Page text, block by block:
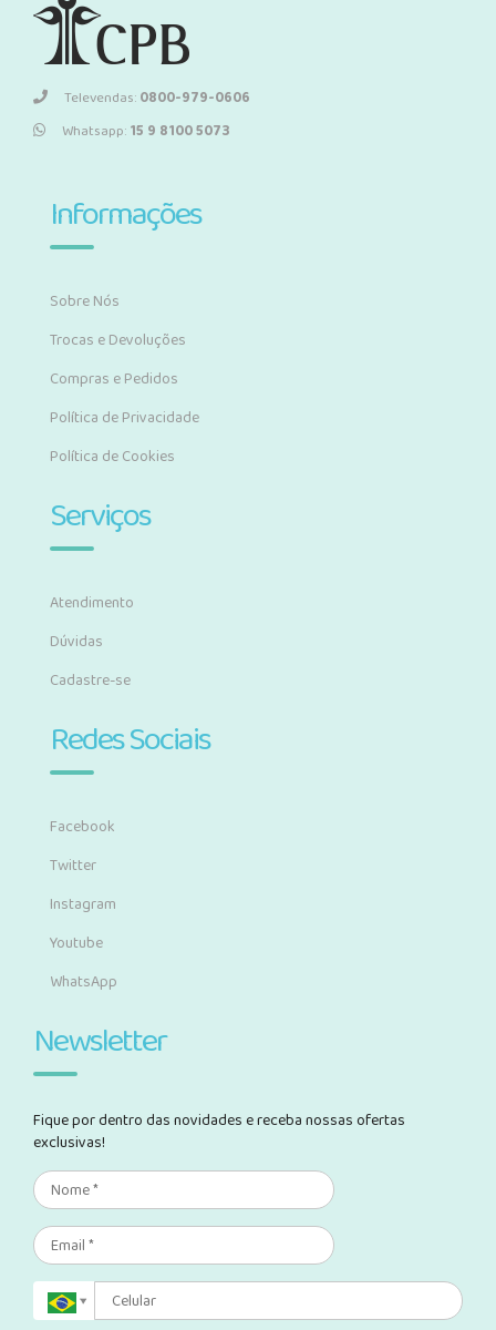
Televendas:0800-979-0606
Whatsapp:15 9 8100 5073
Informações
Sobre Nós
Trocas e Devoluções
Compras e Pedidos
Política de Privacidade
Política de Cookies
Serviços
Atendimento
Dúvidas
Cadastre-se
Redes Sociais
Facebook
Twitter
Instagram
Youtube
WhatsApp
Newsletter
Fique por dentro das novidades e receba nossas ofertas
exclusivas!